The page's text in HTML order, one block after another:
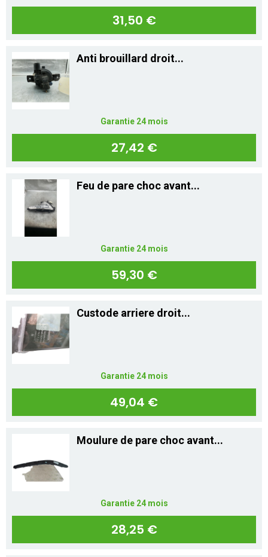
31,50 €
Anti brouillard droit...
Garantie 24 mois
27,42 €
Feu de pare choc avant...
Garantie 24 mois
59,30 €
Custode arriere droit...
Garantie 24 mois
49,04 €
Moulure de pare choc avant...
Garantie 24 mois
28,25 €